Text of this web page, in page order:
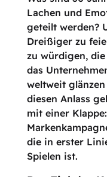
Lachen und
geteilt werden?
Dreißiger zu
zu würdigen,
das
weltweit
diesen Anlass
mit einer
die in erster
Spielen ist.